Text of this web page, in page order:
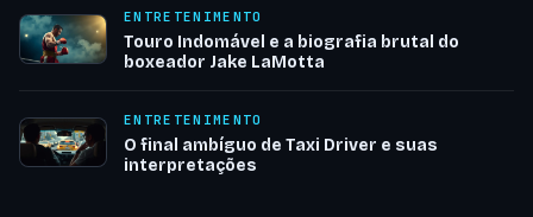
ENTRETENIMENTO
Touro Indomável e a biografia brutal do
boxeador Jake LaMotta
ENTRETENIMENTO
O final ambíguo de Taxi Driver e suas
interpretações